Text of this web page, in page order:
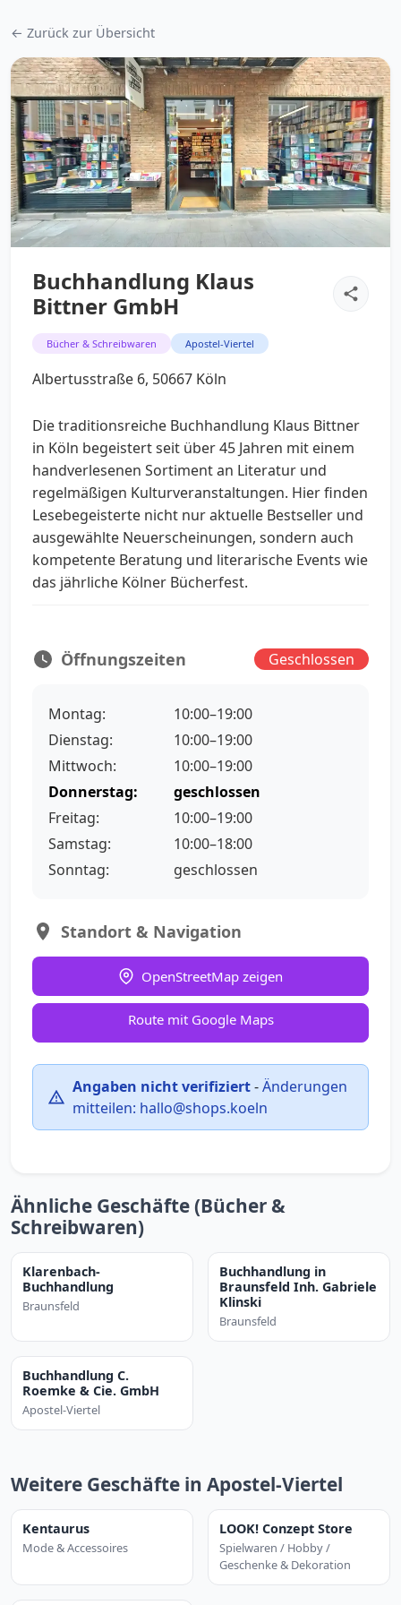
← Zurück zur Übersicht
Buchhandlung Klaus
Bittner GmbH
Bücher & Schreibwaren Apostel-Viertel
Albertusstraße 6, 50667 Köln
Die traditionsreiche Buchhandlung Klaus Bittner
in Köln begeistert seit über 45 Jahren mit einem
handverlesenen Sortiment an Literatur und
regelmäßigen Kulturveranstaltungen. Hier finden
Lesebegeisterte nicht nur aktuelle Bestseller und
ausgewählte Neuerscheinungen, sondern auch
kompetente Beratung und literarische Events wie
das jährliche Kölner Bücherfest.
Öffnungszeiten Geschlossen
Montag:
10:00–19:00
Dienstag:
10:00–19:00
Mittwoch:
10:00–19:00
Donnerstag:
geschlossen
Freitag:
10:00–19:00
Samstag:
10:00–18:00
Sonntag:
geschlossen
Standort & Navigation
OpenStreetMap zeigen
Route mit Google Maps
Angaben nicht verifiziert-Änderungen
mitteilen: hallo@shops.koeln
Ähnliche Geschäfte (Bücher &
Schreibwaren)
Klarenbach-
Buchhandlung
Braunsfeld
Buchhandlung in
Braunsfeld Inh. Gabriele
Klinski
Braunsfeld
Buchhandlung C.
Roemke & Cie. GmbH
Apostel-Viertel
Weitere Geschäfte in Apostel-Viertel
Kentaurus
Mode & Accessoires
LOOK! Conzept Store
Spielwaren / Hobby /
Geschenke & Dekoration